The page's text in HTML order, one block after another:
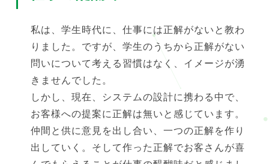
私は、学生時代に、仕事には正解がないと教わ
りました。ですが、学生のうちから正解がない
問いについて考える習慣はなく、イメージが湧
きませんでした。
しかし、現在、システムの設計に携わる中で、
お客様への提案に正解は無いと感じています。
仲間と供に意見を出し合い、一つの正解を作り
出していく。そして作った正解でお客さんが喜